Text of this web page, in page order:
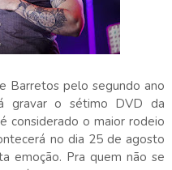
Barretos pelo segundo ano
gravar o sétimo DVD da
considerado o maior rodeio
no dia 25 de agosto
emoção. Pra quem não se